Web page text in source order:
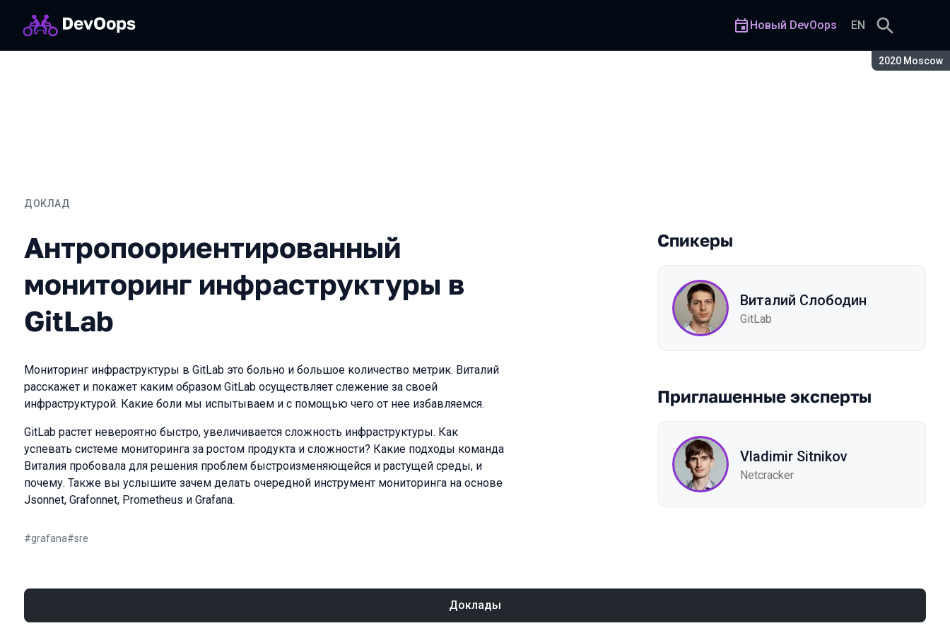
Сезон:
2020 Moscow
Новый DevOops EN
ДОКЛАД
Антропоориентированный мониторинг инфраструктуры в GitLab
Антропоориентированный
мониторинг инфраструктуры в
GitLab
Мониторинг инфраструктуры в GitLab это больно и большое количество метрик. Виталий
расскажет и покажет каким образом GitLab осуществляет слежение за своей
инфраструктурой. Какие боли мы испытываем и с помощью чего от нее избавляемся.
GitLab растет невероятно быстро, увеличивается сложность инфраструктуры. Как
успевать системе мониторинга за ростом продукта и сложности? Какие подходы команда
Виталия пробовала для решения проблем быстроизменяющейся и растущей среды, и
почему. Также вы услышите зачем делать очередной инструмент мониторинга на основе
Jsonnet, Grafonnet, Prometheus и Grafana.
#grafana#sre
Спикеры
Виталий Слободин
GitLab
Приглашенные эксперты
Vladimir Sitnikov
Netcracker
Доклады